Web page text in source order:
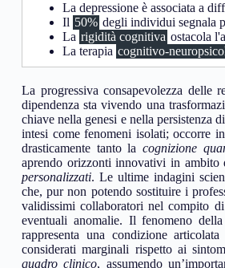
La depressione è associata a
Il 50% degli individui segnala
La rigidità cognitiva ostacola
La terapia cognitivo-
La progressiva consapevolezza
dipendenza sta vivendo una
chiave nella genesi e nella persistenza
intesi come fenomeni isolati; occorre
drasticamente tanto la cognizione
aprendo orizzonti innovativi in ambito
personalizzati. Le ultime indagini
che, pur non potendo sostituire i
validissimi collaboratori nel compito
eventuali anomalie. Il fenomeno
rappresenta una condizione
considerati marginali rispetto ai
quadro clinico, assumendo